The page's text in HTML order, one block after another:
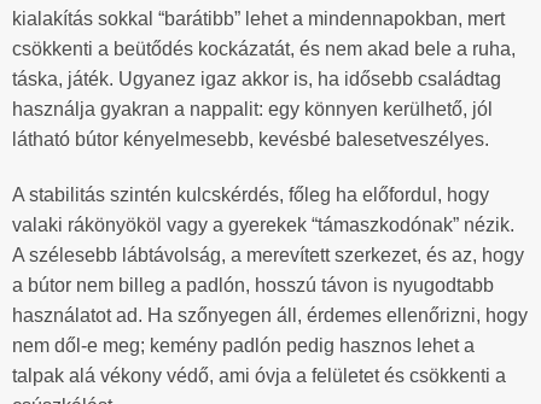
kialakítás sokkal “barátibb” lehet a mindennapokban, mert
csökkenti a beütődés kockázatát, és nem akad bele a ruha,
táska, játék. Ugyanez igaz akkor is, ha idősebb családtag
használja gyakran a nappalit: egy könnyen kerülhető, jól
látható bútor kényelmesebb, kevésbé balesetveszélyes.
A stabilitás szintén kulcskérdés, főleg ha előfordul, hogy
valaki rákönyököl vagy a gyerekek “támaszkodónak” nézik.
A szélesebb lábtávolság, a merevített szerkezet, és az, hogy
a bútor nem billeg a padlón, hosszú távon is nyugodtabb
használatot ad. Ha szőnyegen áll, érdemes ellenőrizni, hogy
nem dől-e meg; kemény padlón pedig hasznos lehet a
talpak alá vékony védő, ami óvja a felületet és csökkenti a